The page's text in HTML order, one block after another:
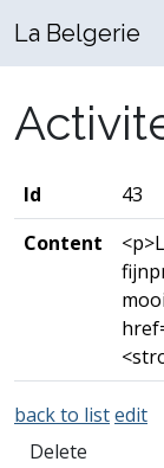
La Belgerie
Id
43
Content
back to listedit
Delete